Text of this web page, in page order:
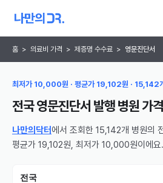
홈 > 의료비 가격 > 제증명 수수료 > 영문진단서
최저가 10,000원 · 평균가 19,102원 · 15,142
전국 영문진단서 발행 병원가
나만의닥터 에서 조회한 15,142개 병원의
평균가 19,102원, 최저가 10,000원이에요.
전국